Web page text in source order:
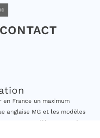
CONTACT
en France un maximum
anglaise MG et les modèles
Les modèles acceptés